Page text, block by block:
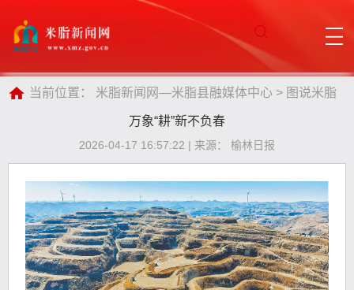
当前位置： 米脂新闻网—米脂县融媒体中心 > 图说米脂
万象“耕”新不负春
2026-04-17 16:57:22 | 来源： 榆林日报